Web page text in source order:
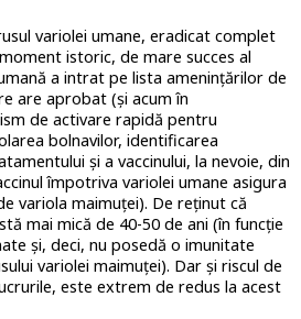
variolei umane, eradicat complet
istoric, de mare succes al
a intrat pe lista amenințărilor de
are aprobat (și acum în
de activare rapidă pentru
bolnavilor, identificarea
și a vaccinului, la nevoie, din
împotriva variolei umane asigura
variola maimuței). De reținut că
mai mică de 40-50 de ani (în funcție
și, deci, nu posedă o imunitate
variolei maimuței). Dar și riscul de
este extrem de redus la acest